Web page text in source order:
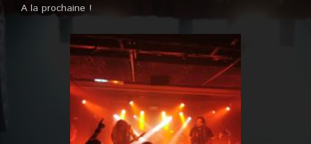
A la prochaine !